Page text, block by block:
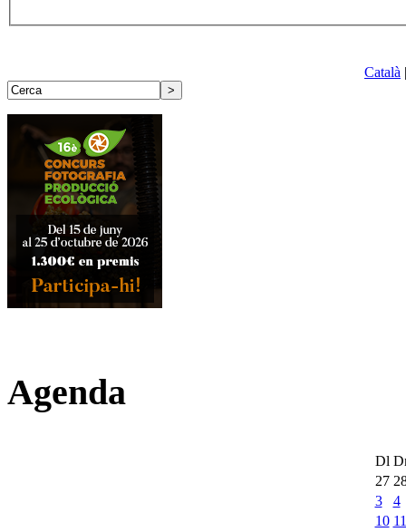
Català
Agenda
Dl
27
3
4
10 11